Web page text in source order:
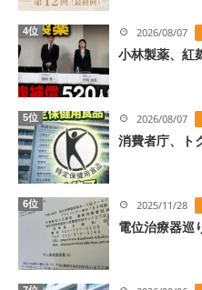
4位 2026/08/07
小林製薬、
5位 2026/08/07
消費者庁、
6位 2025/11/28
電位治療器巡